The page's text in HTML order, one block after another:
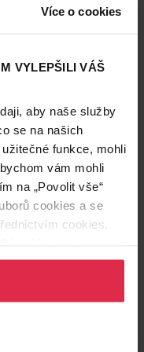
Více o cookies
VYLEPŠILI VÁŠ
aby naše služby
se na našich
funkce, mohli
vám mohli
na „Povolit vše“
cookies a se
cookies.
pravá pro vás?
Proč ne? Ale
taky slušela. S
jak si pro sebe